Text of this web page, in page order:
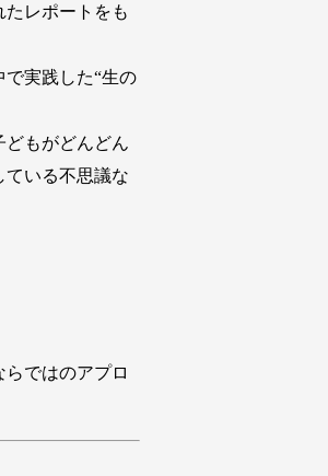
レポートをも
実践した“生の
もがどんどん
ている不思議な
ではのアプロ